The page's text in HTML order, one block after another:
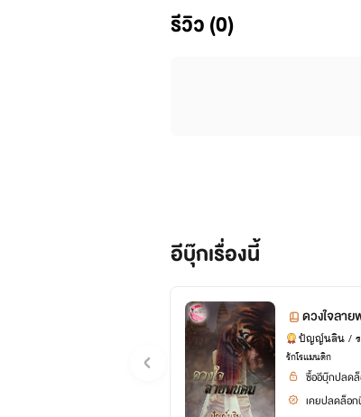
ขบวนการค้ายาเสพติด ค
ความรักผิดกฎธรรมชาติ
ปัญญ์นลิน
รีวิว (0)
อีบุ๊กเรื่องนี้
ดวงใจลา
ปัญญ์นลิน / ร
รักโรแมนติก
ซื้ออีบุ๊กปลด
เคยปลดล็อ